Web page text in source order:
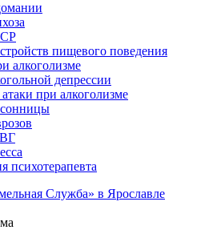
пищевого поведения
алкоголизме
депрессии
при алкоголизме
психотерапевта
Служба» в Ярославле